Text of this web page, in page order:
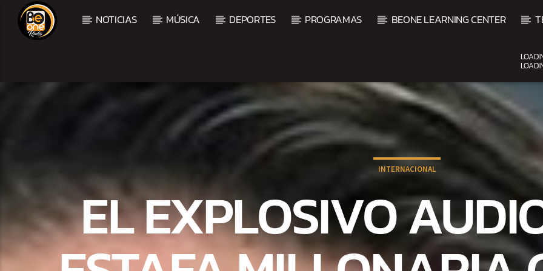
NOTICIAS MÚSICA DEPORTES PROGRAMAS BEONE LEARNING CENTER
TITLE
CURRENT SHOW
BACHATA PARA EL CAMINO
5:00 PM 7:00 PM
INTERNACIONAL
EL EXPLOSIVO